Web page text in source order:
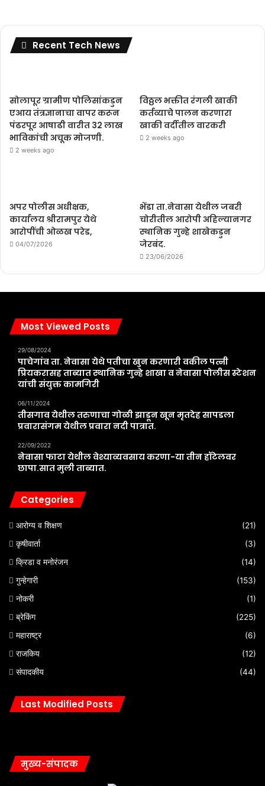
Recent Tech News
सोलापूर ग्रामीण पोलिसांकडुन
एआय तंत्रज्ञानाचा वापर करून
पंढरपूर आषाढी वारीत 32 लाख
भाविकांची अचूक मोजणी.
2 weeks ago
विठ्ठल भक्तीत रंगली खाकी
कर्तव्याचे पालन करणारा
खाकी वर्दीतील वारकरी
2 weeks ago
अपर पोलीस अधीक्षक,
कार्यालय श्रीरामपुर येथे
आरोपींची ओळख परेड,
04/07/2026
भेंडा ता.नेवासा येथील जबरी
चोरीतील आरोपी अहिल्यानगर
स्थानिक गुन्हे शाखेकडुन
जेरबंद.
23/06/2026
Most Viewed Posts
29/08/2024
पाचेगांव ता. नेवासा येथे पतीचा खुन करणारी वकील पत्नी
प्रियकरासह ताब्यात स्थानिक गुन्हे शाखा व नेवासा पोलीस स्टेशन
यांची संयुक्त कामगिरी
06/11/2024
तीसगाव येथील तरुणाचा गोळी झाडून खून मृतदेह सापडला
प्रवारासंगम येथील प्रवारा नदी पात्रात.
22/09/2022
नेवासा फाटा येथील वेश्याव्यवसाय करणा-या तीन हॉटेलवर
छापा.सात मुली ताब्यात.
Categories
आरोग्य व शिक्षण
(21)
कृषीवार्ता
(3)
क्रिडा व मनोरंजन
(14)
गुन्हेगारी
(153)
नोकरी
(1)
ब्रेकिंग
(225)
महाराष्ट्र
(6)
राजकिय
(12)
संपादकीय
(44)
Last Modified Posts
मुख्य-संपादक